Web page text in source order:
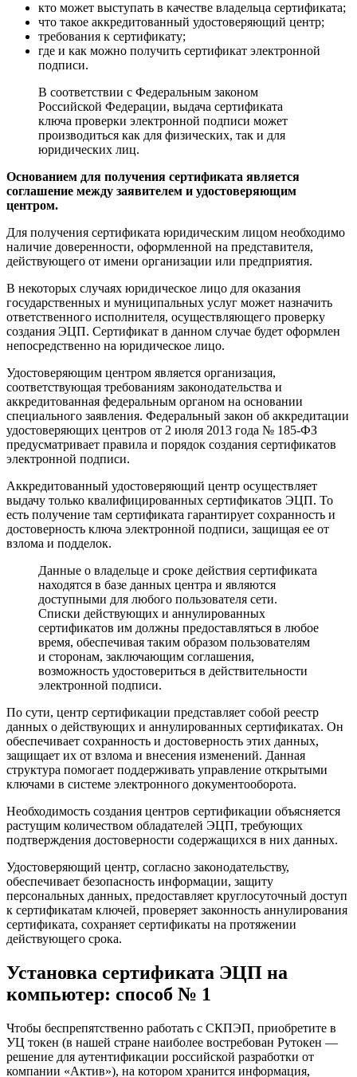
кто может выступать в качестве владельца сертификата;
что такое аккредитованный удостоверяющий центр;
требования к сертификату;
где и как можно получить сертификат электронной
подписи.
В соответствии с Федеральным законом
Российской Федерации, выдача сертификата
ключа проверки электронной подписи может
производиться как для физических, так и для
юридических лиц.
Основанием для получения сертификата является
соглашение между заявителем и удостоверяющим
центром.
Для получения сертификата юридическим лицом необходимо
наличие доверенности, оформленной на представителя,
действующего от имени организации или предприятия.
В некоторых случаях юридическое лицо для оказания
государственных и муниципальных услуг может назначить
ответственного исполнителя, осуществляющего проверку
создания ЭЦП. Сертификат в данном случае будет оформлен
непосредственно на юридическое лицо.
Удостоверяющим центром является организация,
соответствующая требованиям законодательства и
аккредитованная федеральным органом на основании
специального заявления. Федеральный закон об аккредитации
удостоверяющих центров от 2 июля 2013 года № 185-ФЗ
предусматривает правила и порядок создания сертификатов
электронной подписи.
Аккредитованный удостоверяющий центр осуществляет
выдачу только квалифицированных сертификатов ЭЦП. То
есть получение там сертификата гарантирует сохранность и
достоверность ключа электронной подписи, защищая ее от
взлома и подделок.
Данные о владельце и сроке действия сертификата
находятся в базе данных центра и являются
доступными для любого пользователя сети.
Списки действующих и аннулированных
сертификатов им должны предоставляться в любое
время, обеспечивая таким образом пользователям
и сторонам, заключающим соглашения,
возможность удостовериться в действительности
электронной подписи.
По сути, центр сертификации представляет собой реестр
данных о действующих и аннулированных сертификатах. Он
обеспечивает сохранность и достоверность этих данных,
защищает их от взлома и внесения изменений. Данная
структура помогает поддерживать управление открытыми
ключами в системе электронного документооборота.
Необходимость создания центров сертификации объясняется
растущим количеством обладателей ЭЦП, требующих
подтверждения достоверности содержащихся в них данных.
Удостоверяющий центр, согласно законодательству,
обеспечивает безопасность информации, защиту
персональных данных, предоставляет круглосуточный доступ
к сертификатам ключей, проверяет законность аннулирования
сертификата, сохраняет сертификаты на протяжении
действующего срока.
Установка сертификата ЭЦП на
компьютер: способ № 1
Чтобы беспрепятственно работать с СКПЭП, приобретите в
УЦ токен (в нашей стране наиболее востребован Рутокен —
решение для аутентификации российской разработки от
компании «Актив»), на котором хранится информация,